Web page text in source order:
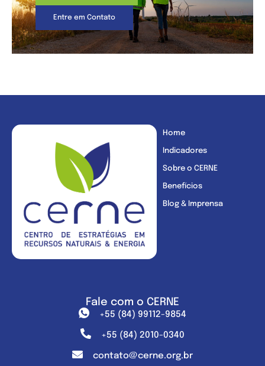
Entre em Contato
Home
Indicadores
Sobre o CERNE
Benefícios
Blog & Imprensa
Fale com o CERNE
+55 (84) 99112-9854
+55 (84) 2010-0340
contato@cerne.org.br